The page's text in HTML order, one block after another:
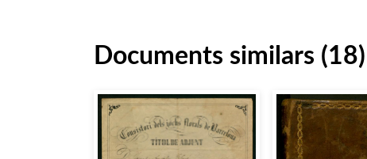
Documents similars (18)